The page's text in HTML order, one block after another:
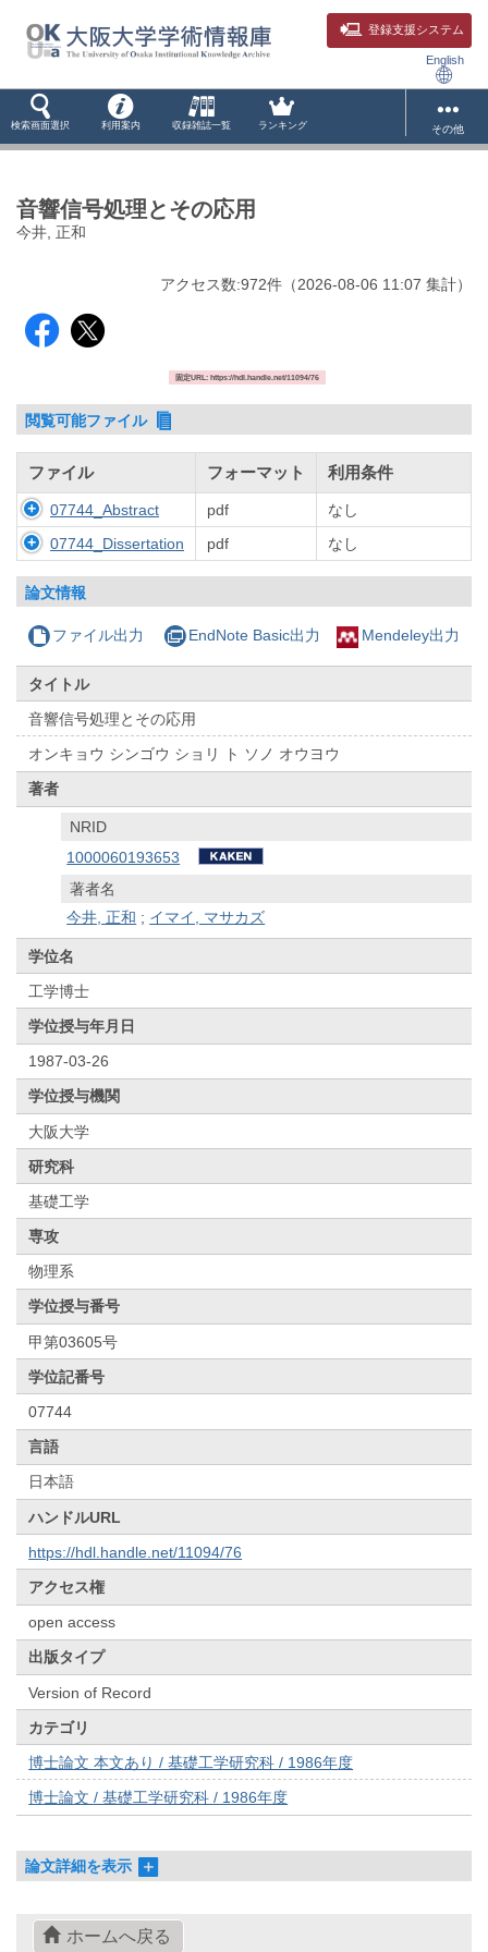
登録支援システム
English
検索画面選択 利用案内 収録雑誌一覧 ランキング その他
音響信号処理とその応用
今井, 正和
アクセス数:972件 （2026-08-06 11:07 集計）
固定URL: https://hdl.handle.net/11094/76
閲覧可能ファイル
ファイル フォーマット 利用条件
07744_Abstract pdf
なし
07744_Dissertation
pdf なし
論文情報
ファイル出力 EndNote Basic出力 Mendeley出力
タイトル
音響信号処理とその応用
オンキョウ シンゴウ ショリ ト ソノ オウヨウ
著者
NRID
1000060193653
著者名
今井, 正和 ; イマイ, マサカズ
学位名
工学博士
学位授与年月日
1987-03-26
学位授与機関
大阪大学
研究科
基礎工学
専攻
物理系
学位授与番号
甲第03605号
学位記番号
07744
言語
日本語
ハンドルURL
https://hdl.handle.net/11094/76
アクセス権
open access
出版タイプ
Version of Record
カテゴリ
博士論文 本文あり / 基礎工学研究科 / 1986年度
博士論文 / 基礎工学研究科 / 1986年度
論文詳細を表示
ホームへ戻る